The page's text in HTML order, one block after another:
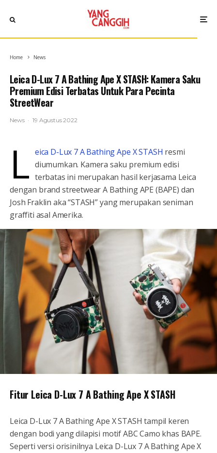
Home News
Leica D-Lux 7 A Bathing Ape X STASH: Kamera Saku
Premium Edisi Terbatas Untuk Para Pecinta
StreetWear
News · 19 Agustus 2022
L eica D-Lux 7 A Bathing Ape X STASH resmi
diumumkan. Kamera saku premium edisi
terbatas ini merupakan hasil kerjasama Leica
dengan brand streetwear A Bathing APE (BAPE) dan
Josh Fraklin aka “STASH” yang merupakan seniman
graffiti asal Amerika.
Fitur Leica D-Lux 7 A Bathing Ape X STASH
Leica D-Lux 7 A Bathing Ape X STASH tampil keren
dengan bodi yang dilapisi motif ABC Camo khas BAPE.
Seperti versi orisinilnya Leica D-Lux 7 A Bathing Ape X